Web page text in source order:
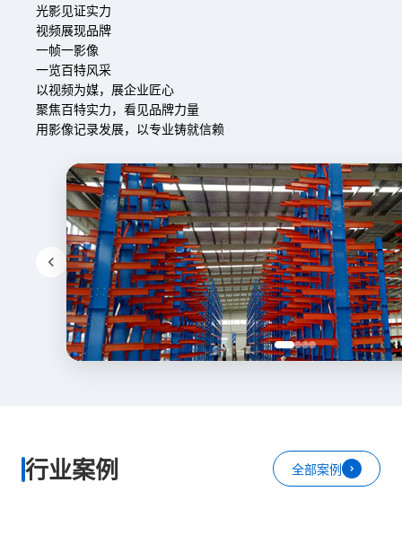
光影见证实力
视频展现品牌
一帧一影像
一览百特风采
以视频为媒，展企业匠心
聚焦百特实力，看见品牌力量
用影像记录发展，以专业铸就信赖
行业案例 全部案例